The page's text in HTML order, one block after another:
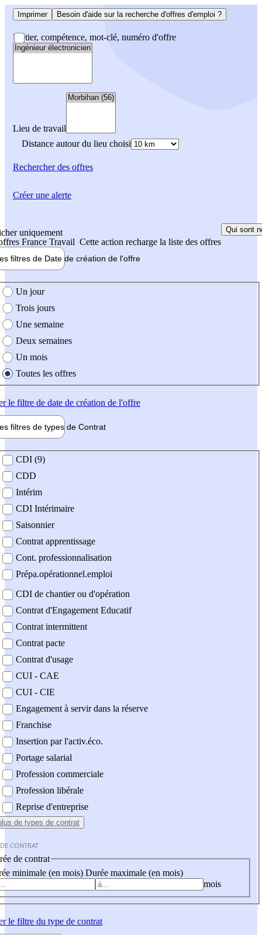
Imprimer Besoin d'aide sur la recherche d'offres d'emploi ?
Métier, compétence, mot-clé, numéro d'offre
Lieu de travail
Distance autour du lieu choisi
Rechercherdes offres
uniquement
France Travail Cette action recharge la liste des offres
Qui sont
filtres de Date de création de l'offre
création de l'offre
Un jour
Trois jours
Une semaine
Deux semaines
Un mois
Toutes les offres
le filtre de date de création de l'offre
filtres de types de Contrat
contrat
CDI (9)
CDD
Intérim
CDI Intérimaire
Saisonnier
Contrat apprentissage
Cont. professionnalisation
Prépa.opérationnel.emploi
CDI de chantier ou d'opération
Contrat d'Engagement Educatif
Contrat intermittent
Contrat pacte
Contrat d'usage
CUI - CAE
CUI - CIE
Engagement à servir dans la réserve
Franchise
Insertion par l'activ.éco.
Portage salarial
Profession commerciale
Profession libérale
Reprise d'entreprise
de types de contrat
CONTRAT
de contrat
minimale (en mois) Durée maximale (en mois)
mois
le filtre du type de contrat
Créer une alerte